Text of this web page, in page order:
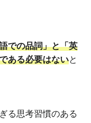
での品詞」と「英
ある必要はないと
る思考習慣のある